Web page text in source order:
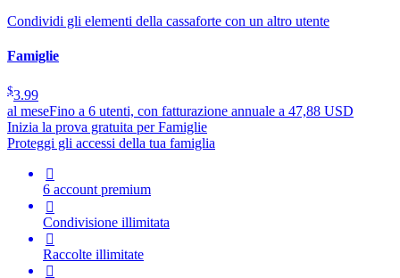
Condividi gli elementi della cassaforte con un altro utente
Famiglie
$3.99
al meseFino a 6 utenti, con fatturazione annuale a 47,88 USD
Inizia la prova gratuita per Famiglie
Proteggi gli accessi della tua famiglia

6 account premium

Condivisione illimitata

Raccolte illimitate
